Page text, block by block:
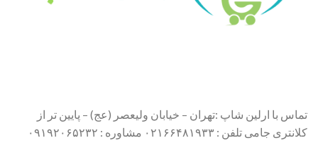
تماس با ارلین شاپ :تهران – خیابان ولیعصر (عج) – پایین تر از
کلانتری جامی تلفن : ۰۲۱۶۶۴۸۱۹۳۳ مشاوره : ۰۹۱۹۲۰۶۵۲۳۲